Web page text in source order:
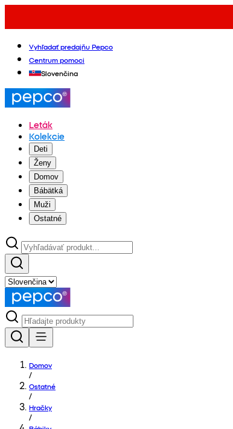
Vyhľadať predajňu Pepco
Centrum pomoci
Slovenčina
Leták
Kolekcie
Deti
Ženy
Domov
Bábätká
Muži
Ostatné
Domov
/
Ostatné
/
Hračky
/